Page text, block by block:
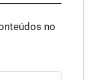
no